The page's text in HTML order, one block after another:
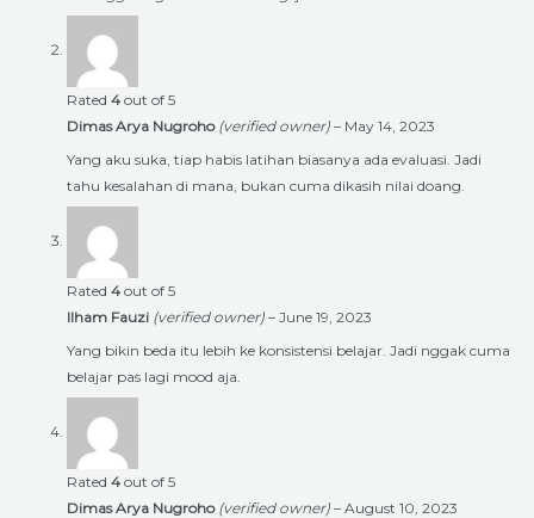
Rated 4 out of 5
Dimas Arya Nugroho (verified owner) – May 14, 2023
Yang aku suka, tiap habis latihan biasanya ada evaluasi. Jadi
tahu kesalahan di mana, bukan cuma dikasih nilai doang.
Rated 4 out of 5
Ilham Fauzi (verified owner) – June 19, 2023
Yang bikin beda itu lebih ke konsistensi belajar. Jadi nggak cuma
belajar pas lagi mood aja.
Rated 4 out of 5
Dimas Arya Nugroho (verified owner) – August 10, 2023